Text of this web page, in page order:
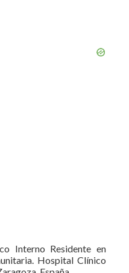
Interno Residente en
Hospital Clínico